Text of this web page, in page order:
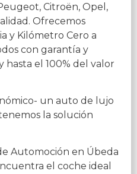
Citroën, Opel,
Ofrecemos
y Kilómetro Cero a
con garantía y
hasta el 100% del valor
un auto de lujo
la solución
Automoción en Úbeda
el coche ideal